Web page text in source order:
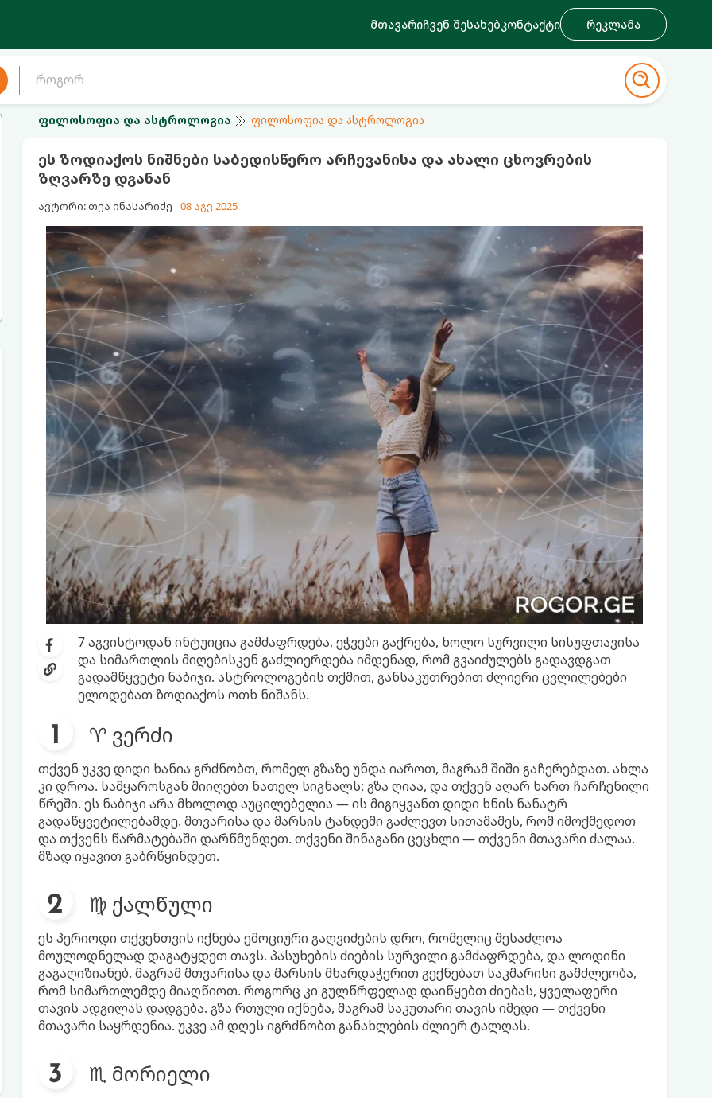
მთავარიჩვენ შესახებკონტაქტი რეკლამა
ფილოსოფია და ასტროლოგია ფილოსოფია და ასტროლოგია
ეს ზოდიაქოს ნიშნები საბედისწერო არჩევანისა და ახალი ცხოვრების
ზღვარზე დგანან
ავტორი: თეა ინასარიძე 08 აგვ 2025
7 აგვისტოდან ინტუიცია გამძაფრდება, ეჭვები გაქრება, ხოლო სურვილი სისუფთავისა
და სიმართლის მიღებისკენ გაძლიერდება იმდენად, რომ გვაიძულებს გადავდგათ
გადამწყვეტი ნაბიჯი. ასტროლოგების თქმით, განსაკუთრებით ძლიერი ცვლილებები
ელოდებათ ზოდიაქოს ოთხ ნიშანს.
♈ ვერძი
თქვენ უკვე დიდი ხანია გრძნობთ, რომელ გზაზე უნდა იაროთ, მაგრამ შიში გაჩერებდათ. ახლა
კი დროა. სამყაროსგან მიიღებთ ნათელ სიგნალს: გზა ღიაა, და თქვენ აღარ ხართ ჩარჩენილი
წრეში. ეს ნაბიჯი არა მხოლოდ აუცილებელია — ის მიგიყვანთ დიდი ხნის ნანატრ
გადაწყვეტილებამდე. მთვარისა და მარსის ტანდემი გაძლევთ სითამამეს, რომ იმოქმედოთ
და თქვენს წარმატებაში დარწმუნდეთ. თქვენი შინაგანი ცეცხლი — თქვენი მთავარი ძალაა.
მზად იყავით გაბრწყინდეთ.
♍ ქალწული
ეს პერიოდი თქვენთვის იქნება ემოციური გაღვიძების დრო, რომელიც შესაძლოა
მოულოდნელად დაგატყდეთ თავს. პასუხების ძიების სურვილი გამძაფრდება, და ლოდინი
გაგაღიზიანებ. მაგრამ მთვარისა და მარსის მხარდაჭერით გექნებათ საკმარისი გამძლეობა,
რომ სიმართლემდე მიაღწიოთ. როგორც კი გულწრფელად დაიწყებთ ძიებას, ყველაფერი
თავის ადგილას დადგება. გზა რთული იქნება, მაგრამ საკუთარი თავის იმედი — თქვენი
მთავარი საყრდენია. უკვე ამ დღეს იგრძნობთ განახლების ძლიერ ტალღას.
♏ მორიელი